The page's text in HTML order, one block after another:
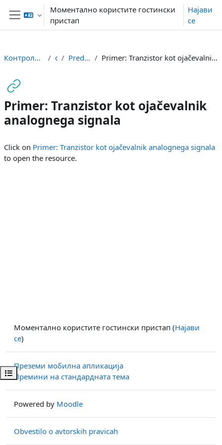
Оди до главна содржина
Страничен панел
Моментално користите гостински
пристап
Најави
се
Open course index
Контролна табла or Predavanja Primer: Tranzistor kot ojačevalnik analognega signala
Primer: Tranzistor kot ojačevalnik
analognega signala
Click on Primer: Tranzistor kot ojačevalnik analognega signala
to open the resource.
Моментално користите гостински пристап (Најави
се)
Преземи мобилна апликација
Премини на стандардната тема
Powered by Moodle
Obvestilo o avtorskih pravicah